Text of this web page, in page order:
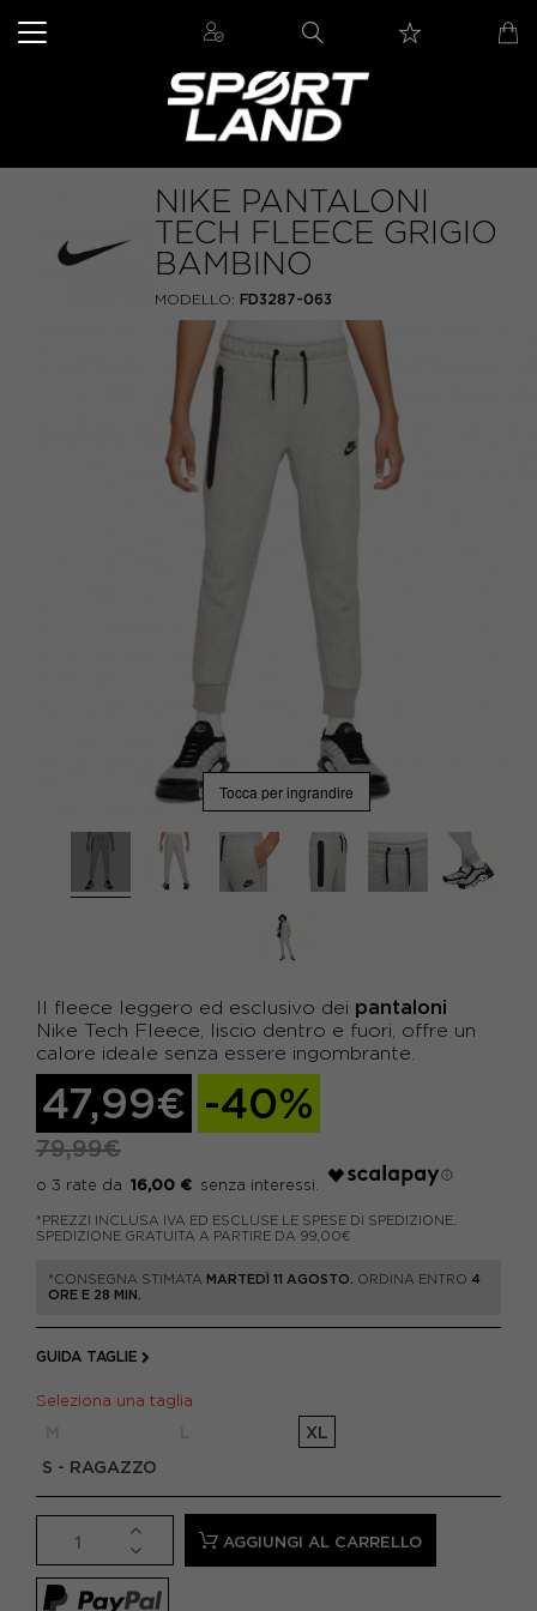
NIKE PANTALONI
TECH FLEECE GRIGIO
BAMBINO
MODELLO: FD3287-063
Tocca per ingrandire
Il fleece leggero ed esclusivo dei pantaloni
Nike Tech Fleece, liscio dentro e fuori, offre un
calore ideale senza essere ingombrante.
47,99€ -40%
79,99€
16,00 €
*PREZZI INCLUSA IVA ED ESCLUSE LE SPESE DI SPEDIZIONE.
SPEDIZIONE GRATUITA A PARTIRE DA 99,00€
*CONSEGNA STIMATA MARTEDÌ 11 AGOSTO. ORDINA ENTRO 4
ORE E 28 MIN.
GUIDA TAGLIE
Seleziona una taglia
XL
S - RAGAZZO
AGGIUNGI AL CARRELLO